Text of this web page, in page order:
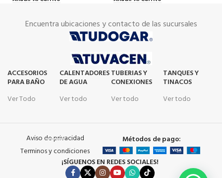
Encuentra ubicaciones y contacto de las sucursales
ACCESORIOS
PARA BAÑO
Ver Todo
CALENTADORES
DE AGUA
Ver todo
TUBERIAS Y
CONEXIONES
Ver todo
TANQUES Y
TINACOS
Ver todo
Aviso de privacidad
Terminos y condiciones
Métodos de pago:
¡SÍGUENOS EN REDES SOCIALES!